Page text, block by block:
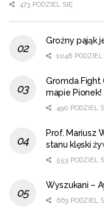
473 PODZIEL SIĘ
Groźny pająk
1048 PODZIEL
Gromda Fight
mapie Pionek!
490 PODZIEL
Prof. Mariusz
stanu klęski
553 PODZIEL
Wyszukani –
663 PODZIEL